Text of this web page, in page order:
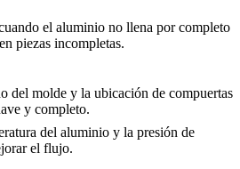
el aluminio no llena por completo
piezas incompletas.
del molde y la ubicación de compuertas
y completo.
del aluminio y la presión de
el flujo.